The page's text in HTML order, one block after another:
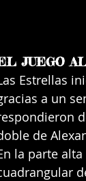
JUEGO
Estrellas
a un
de
la parte